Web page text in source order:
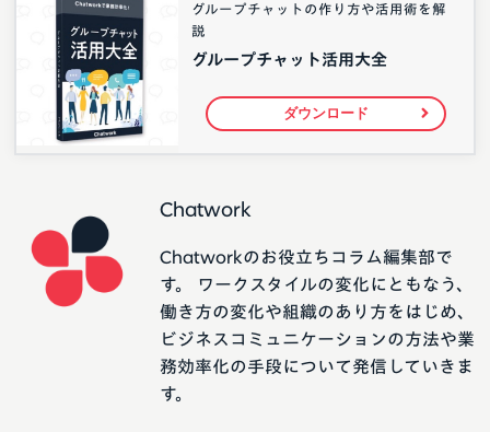
グループチャットの作り方や活用術を解
説
グループチャット活用大全
ダウンロード
Chatwork
Chatworkのお役立ちコラム編集部で
す。 ワークスタイルの変化にともなう、
働き方の変化や組織のあり方をはじめ、
ビジネスコミュニケーションの方法や業
務効率化の手段について発信していきま
す。